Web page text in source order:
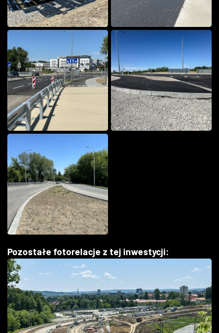
Pozostałe fotorelacje z tej inwestycji: